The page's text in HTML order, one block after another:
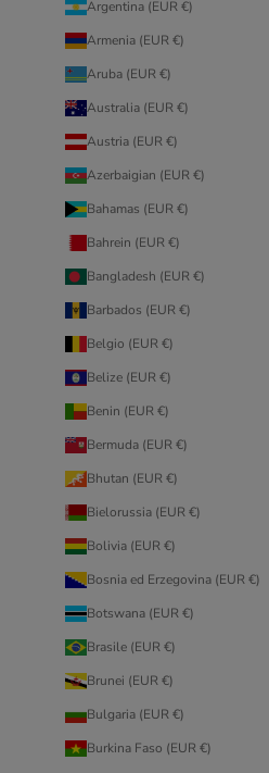
Argentina (EUR €)
Armenia (EUR €)
Aruba (EUR €)
Australia (EUR €)
Austria (EUR €)
Azerbaigian (EUR €)
Bahamas (EUR €)
Bahrein (EUR €)
Bangladesh (EUR €)
Barbados (EUR €)
Belgio (EUR €)
Belize (EUR €)
Benin (EUR €)
Bermuda (EUR €)
Bhutan (EUR €)
Bielorussia (EUR €)
Bolivia (EUR €)
Bosnia ed Erzegovina (EUR €)
Botswana (EUR €)
Brasile (EUR €)
Brunei (EUR €)
Bulgaria (EUR €)
Burkina Faso (EUR €)